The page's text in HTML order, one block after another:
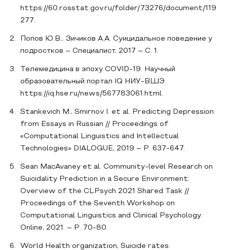
https://60.rosstat.gov.ru/folder/73276/document/119
277.
Попов Ю.В., Зичиков А.А. Суицидальное поведение у
подростков – Специалист, 2017 – С. 1.
Телемедицина в эпоху СOVID-19. Научный
образовательный портал IQ НИУ-ВШЭ
https://iq.hse.ru/news/567783061.html.
Stankevich M., Smirnov I. et al. Predicting Depression
from Essays in Russian // Proceedings of
«Computational Linguistics and Intellectual
Technologies» DIALOGUE, 2019 – P. 637-647.
Sean MacAvaney et al. Community-level Research on
Suicidality Prediction in a Secure Environment:
Overview of the CLPsych 2021 Shared Task //
Proceedings of the Seventh Workshop on
Computational Linguistics and Clinical Psychology.
Online, 2021. – P. 70-80.
World Health organization, Suicide rates.